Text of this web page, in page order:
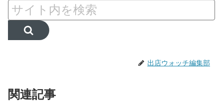
出店ウォッチ編集部
関連記事